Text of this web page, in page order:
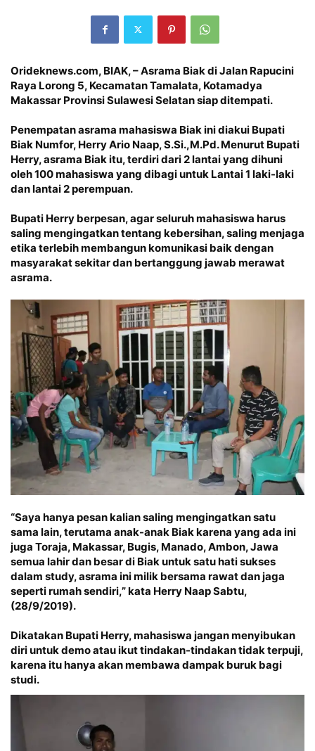
Orideknews.com, BIAK, – Asrama Biak di Jalan Rapucini
Raya Lorong 5, Kecamatan Tamalata, Kotamadya
Makassar Provinsi Sulawesi Selatan siap ditempati.
Penempatanasrama mahasiswa Biak ini diakui Bupati
Biak Numfor, Herry Ario Naap, S.Si.,M.Pd. Menurut Bupati
Herry, asrama Biak itu, terdiri dari 2 lantai yang dihuni
oleh 100 mahasiswa yang dibagi untuk Lantai 1 laki-laki
dan lantai 2 perempuan.
Bupati Herry berpesan, agar seluruh mahasiswa harus
saling mengingatkan tentang kebersihan, saling menjaga
etika terlebih membangun komunikasi baik dengan
masyarakat sekitar dan bertanggung jawab merawat
asrama.
“Saya hanya pesan kalian saling mengingatkan satu
sama lain, terutama anak-anak Biak karena yang ada ini
juga Toraja, Makassar, Bugis, Manado, Ambon, Jawa
semua lahir dan besar di Biak untuk satu hati sukses
dalam study, asrama ini milik bersama rawat dan jaga
seperti rumah sendiri,” kata Herry Naap Sabtu,
(28/9/2019).
Dikatakan Bupati Herry, mahasiswa jangan menyibukan
diri untuk demo atau ikut tindakan-tindakan tidak terpuji,
karena itu hanya akan membawa dampak buruk bagi
studi.